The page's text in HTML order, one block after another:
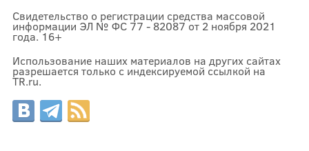
Свидетельство о регистрации средства массовой
информации ЭЛ № ФС 77 - 82087 от 2 ноября 2021
года. 16+
Использование наших материалов на других сайтах
разрешается только с индексируемой ссылкой на
TR.ru.